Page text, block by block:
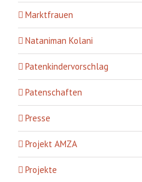
Marktfrauen
Nataniman Kolani
Patenkindervorschlag
Patenschaften
Presse
Projekt AMZA
Projekte